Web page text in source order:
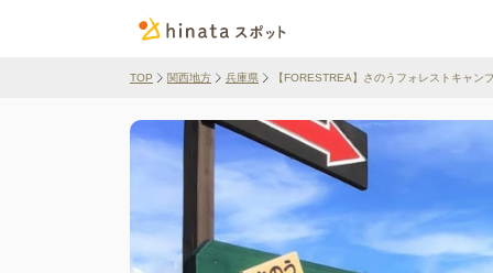
TOP 関西地方 兵庫県 【FORESTREA】さのうフォレストキャン